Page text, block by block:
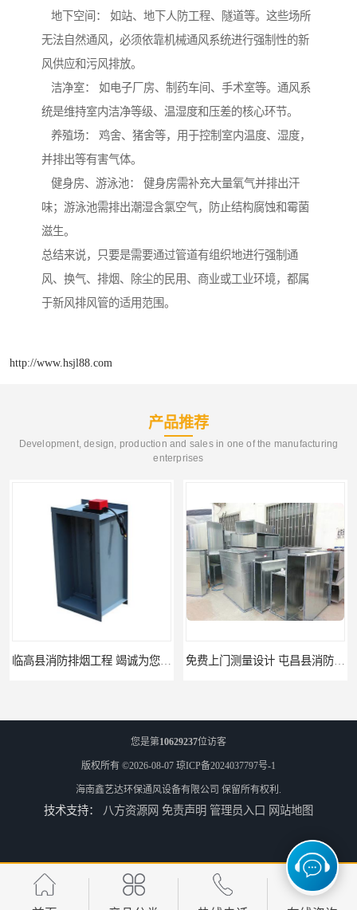
地下空间： 如站、地下人防工程、隧道等。这些场所
无法自然通风，必须依靠机械通风系统进行强制性的新
风供应和污风排放。
洁净室： 如电子厂房、制药车间、手术室等。通风系
统是维持室内洁净等级、温湿度和压差的核心环节。
养殖场： 鸡舍、猪舍等，用于控制室内温度、湿度，
并排出等有害气体。
健身房、游泳池： 健身房需补充大量氧气并排出汗
味；游泳池需排出潮湿含氯空气，防止结构腐蚀和霉菌
滋生。
总结来说，只要是需要通过管道有组织地进行强制通
风、换气、排烟、除尘的民用、商业或工业环境，都属
于新风排风管的适用范围。
http://www.hsjl88.com
产品推荐
Development, design, production and sales in one of the manufacturing
enterprises
免费设计 屯昌县地下室新风工厂 竭诚为您服务 琼海地下室新风工程
您是第10629237位访客
版权所有 ©2026-08-07 琼ICP备2024037797号-1
海南鑫艺达环保通风设备有限公司 保留所有权利.
技术支持： 八方资源网 免责声明 管理员入口 网站地图